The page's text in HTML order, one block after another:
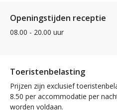
Openingstijden receptie
08.00 - 20.00 uur
Toeristenbelasting
Prijzen zijn exclusief
8.50 per accommodatie per
worden voldaan.